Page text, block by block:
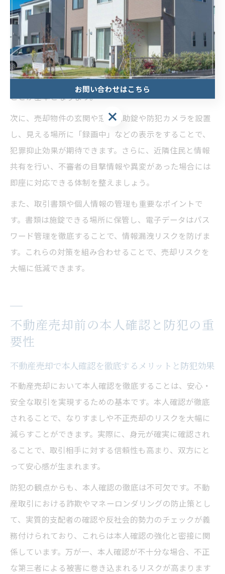
不動産売却リスクを下げるための実践的な防犯策
不動産売却時のリスクを最小限に抑えるためには、実践
的な防犯策を講じることが大切です。まず、内覧や現地
調査のスケジュール管理を徹底し、不審な訪問者を防ぐ
ことが基本となります。
次に、売却物件の玄関や窓に補助錠や防犯カメラを設置
し、見える場所に「録画中」などの表示をすることで、
犯罪抑止効果が期待できます。さらに、近隣住民と情報
共有を行い、不審者の目撃情報や異変があった場合には
即座に対応できる体制を整えましょう。
また、取引書類や個人情報の管理も重要なポイントで
す。書類は施錠できる場所に保管し、電子データはパス
ワード管理を徹底することで、情報漏洩リスクを防げま
す。これらの対策を組み合わせることで、売却リスクを
大幅に低減できます。
不動産売却前の本人確認と防犯の重
要性
不動産売却で本人確認を徹底するメリットと防犯効果
不動産売却において本人確認を徹底することは、安心・
安全な取引を実現するための基本です。本人確認が徹底
されることで、なりすましや不正売却のリスクを大幅に
減らすことができます。実際に、身元が確実に確認され
ることで、取引相手に対する信頼性も高まり、双方にと
って安心感が生まれます。
防犯の観点からも、本人確認の徹底は不可欠です。不動
産取引における詐欺やマネーロンダリングの防止策とし
て、実質的支配者の確認や反社会的勢力のチェックが義
務付けられており、これらは本人確認の強化と密接に関
係しています。万が一、本人確認が不十分な場合、不正
な第三者による被害に巻き込まれるリスクが高まります
お問い合わせはこちら